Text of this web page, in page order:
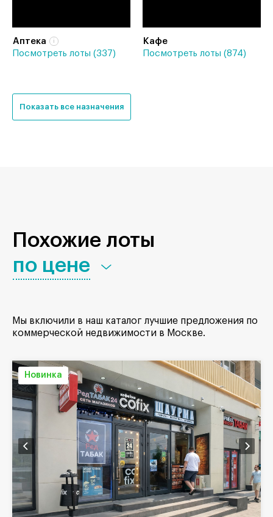
Аптека
Посмотреть лоты (337)
Кафе
Посмотреть лоты (874)
Показать все назначения
Похожие лоты
по цене
Мы включили в наш каталог лучшие предложения по
коммерческой недвижимости в Москве.
Новинка